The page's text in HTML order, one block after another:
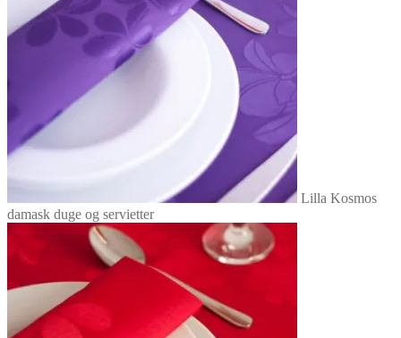
Lilla Kosmos
damask duge og servietter